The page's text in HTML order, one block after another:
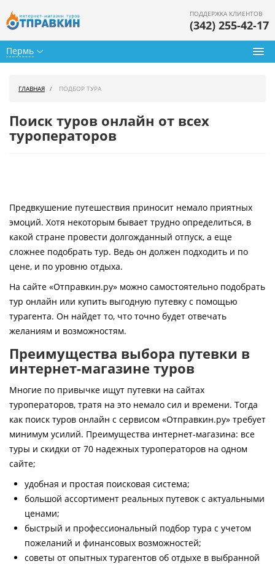
Пермь
ПОДДЕРЖКА КЛИЕНТОВ
(342) 255-42-17
Горящие туры
Страны
Как купить
Контакты
ГЛАВНАЯ ПОДБОР ТУРА
Поиск туров онлайн от всех
туроператоров
Предвкушение путешествия приносит немало приятных
эмоций. Хотя некоторым бывает трудно определиться, в
какой стране провести долгожданный отпуск, а еще
сложнее подобрать тур. Ведь он должен подходить и по
цене, и по уровню отдыха.
На сайте «Отправкин.ру» можно самостоятельно подобрать
тур онлайн или купить выгодную путевку с помощью
турагента. Он найдет то, что точно будет отвечать
желаниям и возможностям.
Преимущества выбора путевки в
интернет-магазине туров
Многие по привычке ищут путевки на сайтах
туроператоров, тратя на это немало сил и времени. Тогда
как поиск туров онлайн с сервисом «Отправкин.ру» требует
минимум усилий. Преимущества интернет-магазина: все
туры и скидки от 70 надежных туроператоров на одном
сайте;
удобная и простая поисковая система;
большой ассортимент реальных путевок с актуальными
ценами;
быстрый и профессиональный подбор тура с учетом
пожеланий и финансовых возможностей;
советы от опытных турагентов об отдыхе в выбранной